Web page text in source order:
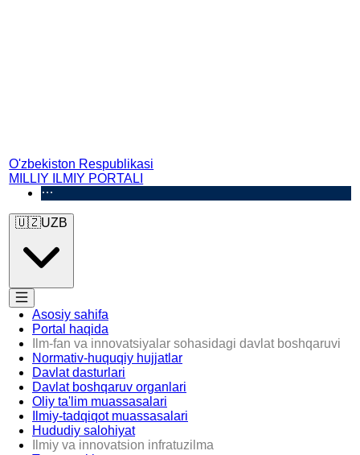
O'zbekiston Respublikasi
MILLIY ILMIY PORTALI
🇺🇿UZB
Asosiy sahifa
Portal haqida
Ilm-fan va innovatsiyalar sohasidagi davlat boshqaruvi
Normativ-huquqiy hujjatlar
Davlat dasturlari
Davlat boshqaruv organlari
Oliy ta'lim muassasalari
Ilmiy-tadqiqot muassasalari
Hududiy salohiyat
Ilmiy va innovatsion infratuzilma